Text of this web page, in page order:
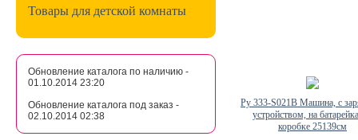
Товары для детской комнаты
Обновление каталога по наличию -
01.10.2014 23:20
Обновление каталога под заказ -
02.10.2014 02:38
Ру 333-S021B Машина, с
устройством, на
коробке 25139см